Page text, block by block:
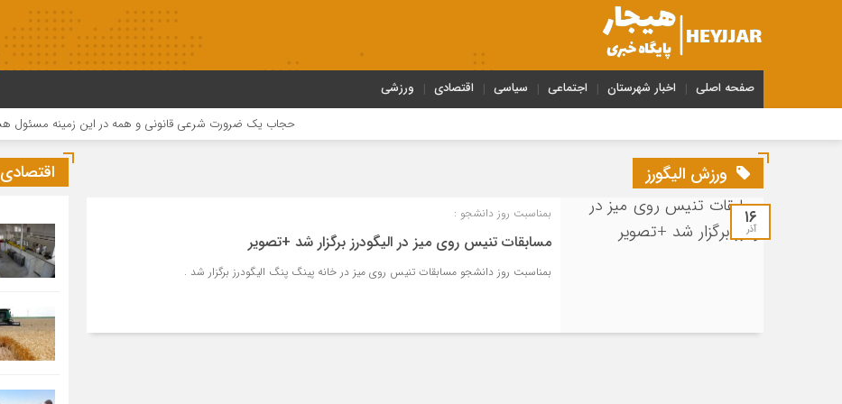
صفحه اصلی اخبار شهرستان اجتماعی سیاسی اقتصادی ورزشی
حجاب یک ضرورت شرعی قانونی و همه در این زمینه مسئول هستند
ورزش الیگورز
۱۶
آذر
بمناسبت روز دانشجو :
مسابقات تنیس روی میز در الیگودرز برگزار شد +تصویر
بمناسبت روز دانشجو مسابقات تنیس روی میز در خانه پینگ پنگ الیگودرز برگزار شد .
اقتصادی